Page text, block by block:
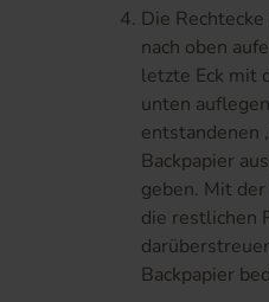
Die
nach oben
letzte Eck mit
unten
entstandenen
Backpapier
geben. Mit
die restlichen
Backpapier